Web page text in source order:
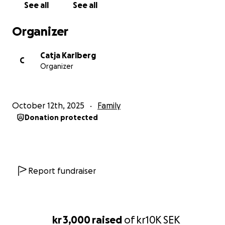
kr 3,000 raised ofkr10KSEK
Mamman ligger inlagt med barnet. Eftersom det
Hans jobb innebär att man jobbar olika tider på
Jag hoppas verkligen att ni vill hjälpa till och skicka
See all See all
Organizer
C
Catja Karlberg
Organizer
October 12th, 2025 Family
Donation protected
Report fundraiser